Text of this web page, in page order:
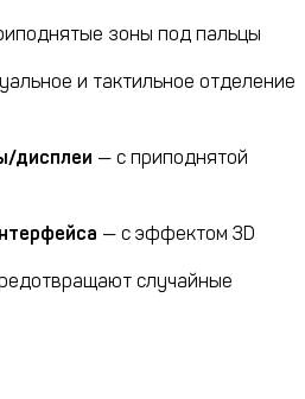
зоны под пальцы
и тактильное отделение
дисплеи — с приподнятой
— с эффектом 3D
случайные